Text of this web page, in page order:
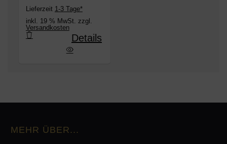
Lieferzeit 1-3 Tage*
inkl. 19 % MwSt. zzgl.
Versandkosten
- wireless speaker Decken-
Details
MEHR ÜBER...